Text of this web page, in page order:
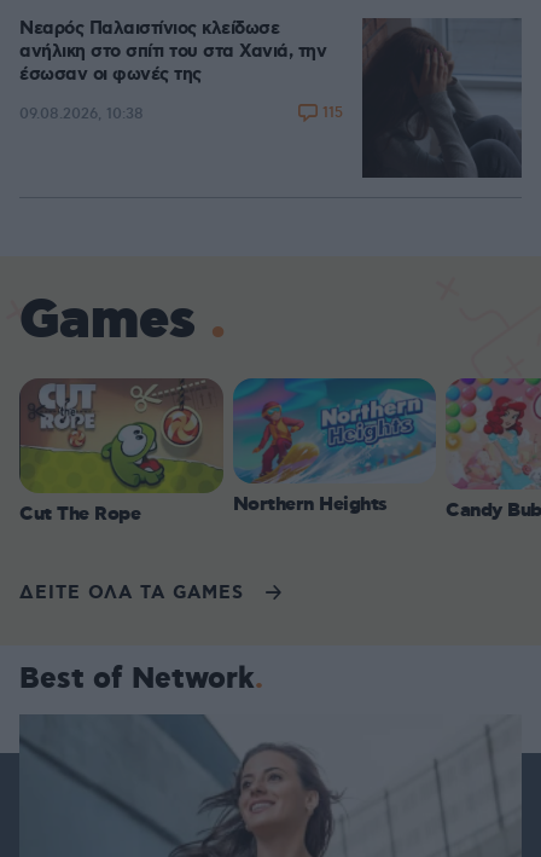
Νεαρός Παλαιστίνιος κλείδωσε
ανήλικη στο σπίτι του στα Χανιά, την
έσωσαν οι φωνές της
09.08.2026, 10:38 115
Games
Cut The Rope Northern Heights Candy
ΔΕΙΤΕ ΟΛΑ ΤΑ GAMES
Best of Network